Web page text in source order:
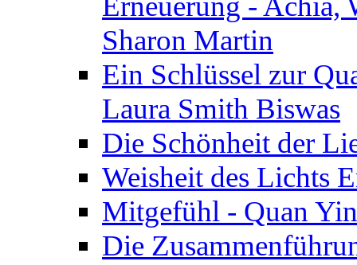
Sharon Martin
Ein Schlüssel zur
Laura Smith Biswas
Die Schönheit der
Weisheit des Lichts
Mitgefühl - Quan
Die